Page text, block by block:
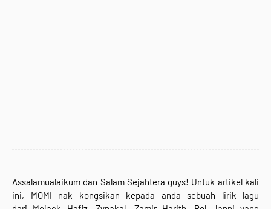
Assalamualaikum dan Salam Sejahtera guys! Untuk artikel kali
ini, MOMI nak kongsikan kepada anda sebuah lirik lagu